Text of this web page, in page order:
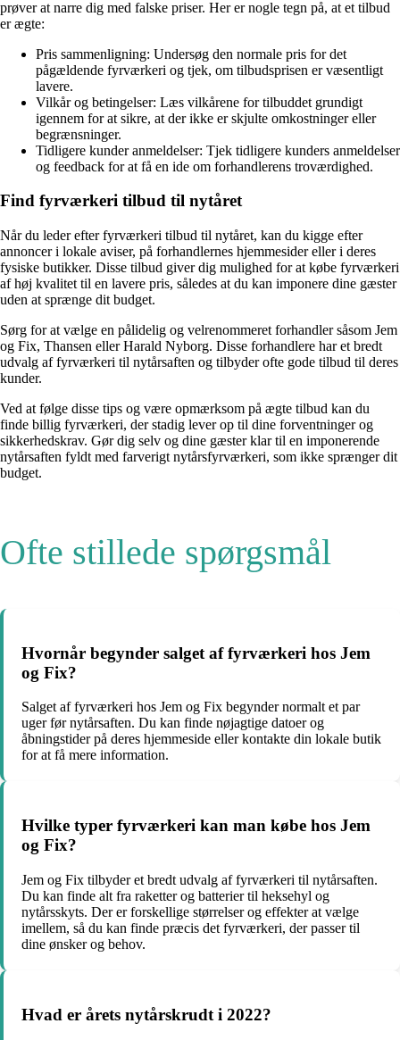
prøver at narre dig med falske priser. Her er nogle tegn på, at et tilbud
er ægte:
Pris sammenligning: Undersøg den normale pris for det
pågældende fyrværkeri og tjek, om tilbudsprisen er væsentligt
lavere.
Vilkår og betingelser: Læs vilkårene for tilbuddet grundigt
igennem for at sikre, at der ikke er skjulte omkostninger eller
begrænsninger.
Tidligere kunder anmeldelser: Tjek tidligere kunders anmeldelser
og feedback for at få en ide om forhandlerens troværdighed.
Find fyrværkeri tilbud til nytåret
Når du leder efter fyrværkeri tilbud til nytåret, kan du kigge efter
annoncer i lokale aviser, på forhandlernes hjemmesider eller i deres
fysiske butikker. Disse tilbud giver dig mulighed for at købe fyrværkeri
af høj kvalitet til en lavere pris, således at du kan imponere dine gæster
uden at sprænge dit budget.
Sørg for at vælge en pålidelig og velrenommeret forhandler såsom Jem
og Fix, Thansen eller Harald Nyborg. Disse forhandlere har et bredt
udvalg af fyrværkeri til nytårsaften og tilbyder ofte gode tilbud til deres
kunder.
Ved at følge disse tips og være opmærksom på ægte tilbud kan du
finde billig fyrværkeri, der stadig lever op til dine forventninger og
sikkerhedskrav. Gør dig selv og dine gæster klar til en imponerende
nytårsaften fyldt med farverigt nytårsfyrværkeri, som ikke sprænger dit
budget.
Ofte stillede spørgsmål
Hvornår begynder salget af fyrværkeri hos Jem
og Fix?
Salget af fyrværkeri hos Jem og Fix begynder normalt et par
uger før nytårsaften. Du kan finde nøjagtige datoer og
åbningstider på deres hjemmeside eller kontakte din lokale butik
for at få mere information.
Hvilke typer fyrværkeri kan man købe hos Jem
og Fix?
Jem og Fix tilbyder et bredt udvalg af fyrværkeri til nytårsaften.
Du kan finde alt fra raketter og batterier til heksehyl og
nytårsskyts. Der er forskellige størrelser og effekter at vælge
imellem, så du kan finde præcis det fyrværkeri, der passer til
dine ønsker og behov.
Hvad er årets nytårskrudt i 2022?